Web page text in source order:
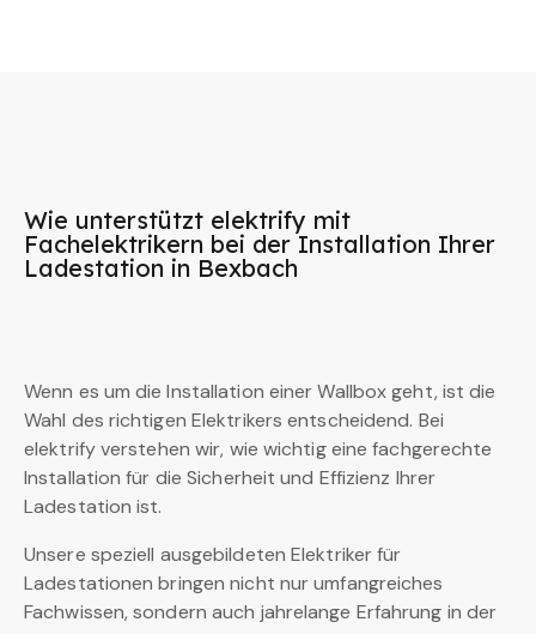
Wie unterstützt elektrify mit
Fachelektrikern bei der Installation Ihrer
Ladestation in Bexbach
Wenn es um die Installation einer Wallbox geht, ist die
Wahl des richtigen Elektrikers entscheidend. Bei
elektrify verstehen wir, wie wichtig eine fachgerechte
Installation für die Sicherheit und Effizienz Ihrer
Ladestation ist.
Unsere speziell ausgebildeten Elektriker für
Ladestationen bringen nicht nur umfangreiches
Fachwissen, sondern auch jahrelange Erfahrung in der